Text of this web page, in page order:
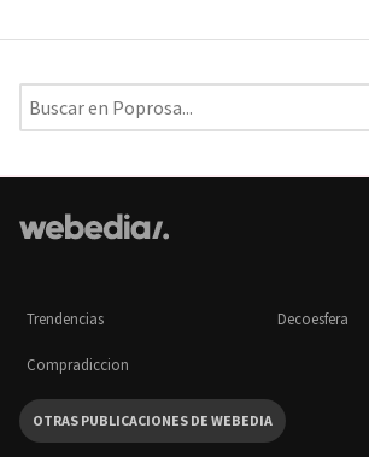
Trendencias Decoesfera
Compradiccion
OTRAS PUBLICACIONES DE WEBEDIA